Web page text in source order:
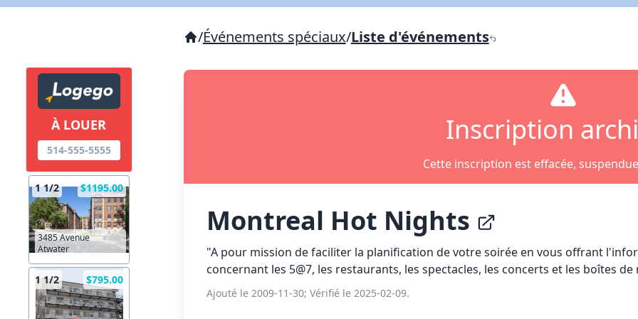
À LOUER
514-555-5555
1 1/2 $1195.00
3485 Avenue
Atwater
1 1/2 $795.00
/Événements spéciaux/Liste d'événements
Inscription
Cette inscription est effacée,
Montreal Hot Nights
"A pour mission de faciliter la planification de votre soirée en vous offrant
concernant les 5@7, les restaurants, les spectacles, les concerts et les boîtes de
Ajouté le 2009-11-30; Vérifié le 2025-02-09.
X Fermer Envoyez